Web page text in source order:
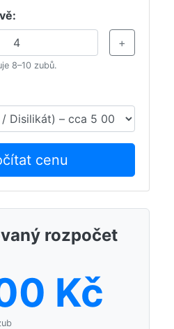
+
8–10 zubů.
cenu
rozpočet
Kč